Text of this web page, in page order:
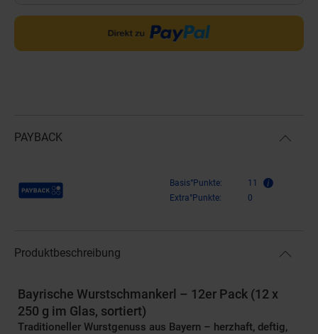
PAYBACK
Payback Punkte Basis°Punkte:
11
Extra°Punkte:
0
Produktbeschreibung
Bayrische Wurstschmankerl – 12er Pack (12 x
250 g im Glas, sortiert)
Traditioneller Wurstgenuss aus Bayern – herzhaft, deftig,